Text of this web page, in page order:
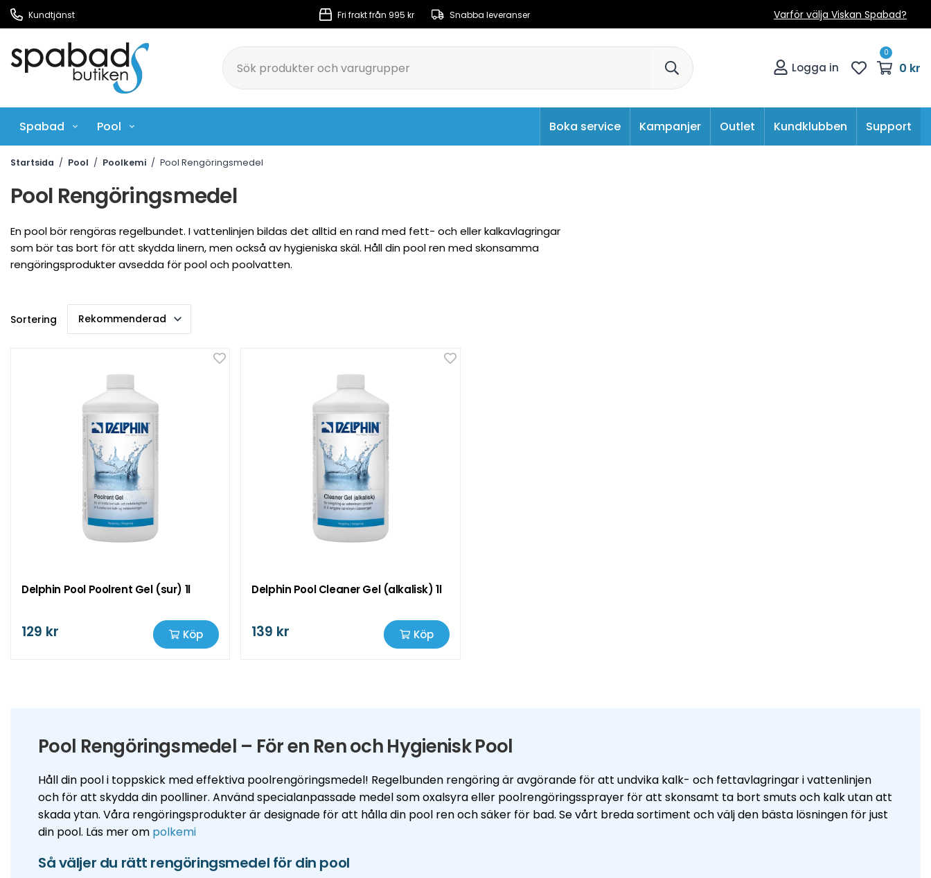
Kundtjänst Fri frakt från 995 kr Snabba leveranser Varför välja Viskan Spabad?
Logga in
0
0 kr
Spabad Pool Boka service Kampanjer Outlet Kundklubben Support
Startsida / Pool / Poolkemi / Pool Rengöringsmedel
Pool Rengöringsmedel
En pool bör rengöras regelbundet. I vattenlinjen bildas det alltid en rand med fett- och eller kalkavlagringar
som bör tas bort för att skydda linern, men också av hygieniska skäl. Håll din pool ren med skonsamma
rengöringsprodukter avsedda för pool och poolvatten.
Sortering
Delphin Pool Poolrent Gel (sur) 1l
129 kr Köp
Delphin Pool Cleaner Gel (alkalisk) 1l
139 kr Köp
Pool Rengöringsmedel – För en Ren och Hygienisk Pool
Håll din pool i toppskick med effektiva poolrengöringsmedel! Regelbunden rengöring är avgörande för att undvika kalk- och fettavlagringar i vattenlinjen
och för att skydda din poolliner. Använd specialanpassade medel som oxalsyra eller poolrengöringssprayer för att skonsamt ta bort smuts och kalk utan att
skada ytan. Våra rengöringsprodukter är designade för att hålla din pool ren och säker för bad. Se vårt breda sortiment och välj den bästa lösningen för just
din pool. Läs mer om polkemi
Så väljer du rätt rengöringsmedel för din pool